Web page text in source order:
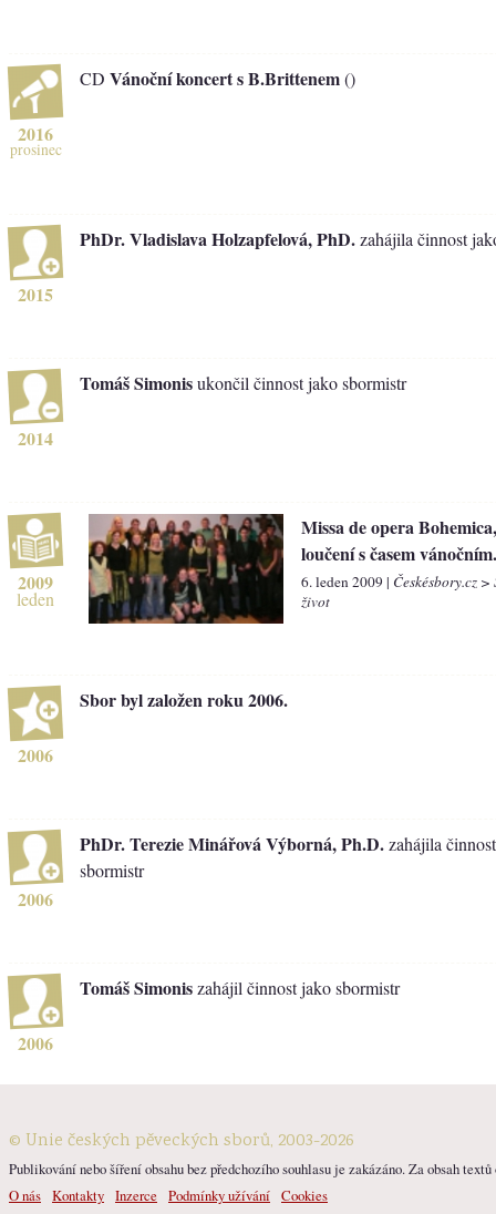
2016
prosinec
CD Vánoční koncert s B.Brittenem()
2015
PhDr. Vladislava Holzapfelová, PhD.zahájila činnost
2014
Tomáš Simonisukončil činnost jako sbormistr
2009
leden
Missa de opera
loučení s časem vánočním.
6. leden 2009 | Českésbory.cz >
život
2006
Sbor byl založen roku 2006.
2006
PhDr. Terezie Minářová Výborná, Ph.D.zahájila
sbormistr
2006
Tomáš Simoniszahájil činnost jako sbormistr
© Unie českých pěveckých sborů, 2003-2026
Publikování nebo šíření obsahu bez předchozího souhlasu je zakázáno. Za obsah
O nás Kontakty Inzerce Podmínky užívání Cookies